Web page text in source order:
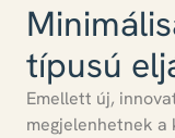
típusú
Emellett új,
megjelenhetnek a